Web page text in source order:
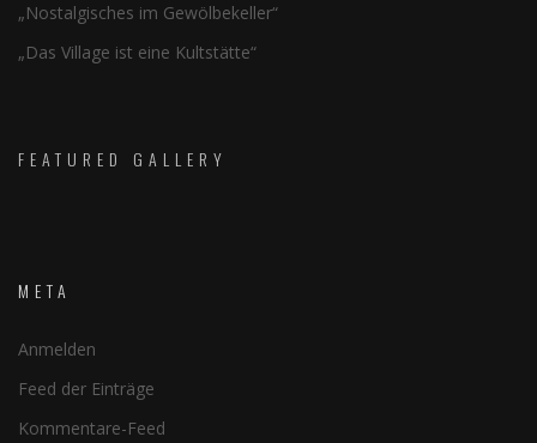
„Nostalgisches im Gewölbekeller“
„Das Village ist eine Kultstätte“
FEATURED GALLERY
META
Anmelden
Feed der Einträge
Kommentare-Feed